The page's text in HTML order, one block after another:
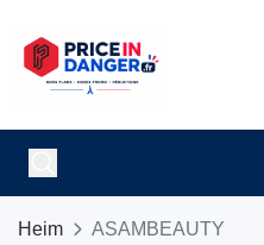
Heim ASAMBEAUTY